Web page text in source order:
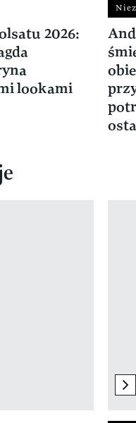
2026:
lookami